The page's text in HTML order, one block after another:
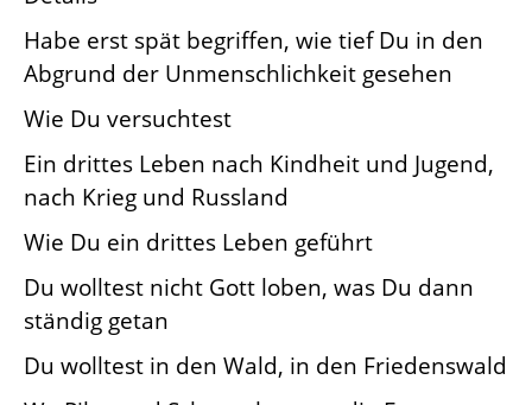
Habe erst spät begriffen, wie tief Du in den
Abgrund der Unmenschlichkeit gesehen
Wie Du versuchtest
Ein drittes Leben nach Kindheit und Jugend,
nach Krieg und Russland
Wie Du ein drittes Leben geführt
Du wolltest nicht Gott loben, was Du dann
ständig getan
Du wolltest in den Wald, in den Friedenswald